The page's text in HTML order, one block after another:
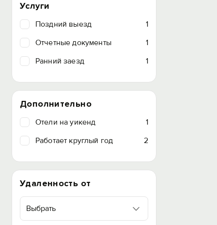
Услуги
Поздний выезд
1
Отчетные документы
1
Ранний заезд
1
Дополнительно
Отели на уикенд
1
Работает круглый год
2
Удаленность от
Выбрать